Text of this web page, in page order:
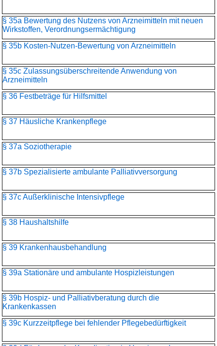
§ 35a Bewertung des Nutzens von Arzneimitteln mit neuen
Wirkstoffen, Verordnungsermächtigung
§ 35b Kosten-Nutzen-Bewertung von Arzneimitteln
§ 35c Zulassungsüberschreitende Anwendung von
Arzneimitteln
§ 36 Festbeträge für Hilfsmittel
§ 37 Häusliche Krankenpflege
§ 37a Soziotherapie
§ 37b Spezialisierte ambulante Palliativversorgung
§ 37c Außerklinische Intensivpflege
§ 38 Haushaltshilfe
§ 39 Krankenhausbehandlung
§ 39a Stationäre und ambulante Hospizleistungen
§ 39b Hospiz- und Palliativberatung durch die
Krankenkassen
§ 39c Kurzzeitpflege bei fehlender Pflegebedürftigkeit